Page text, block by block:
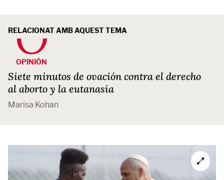
RELACIONAT AMB AQUEST TEMA
OPINIÓN
Siete minutos de ovación contra el derecho
al aborto y la eutanasia
Marisa Kohan